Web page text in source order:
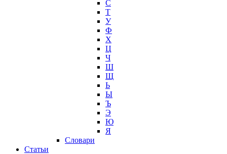
С
Т
У
Ф
Х
Ц
Ч
Ш
Щ
Ь
Ы
Ъ
Э
Ю
Я
Cловари
Статьи